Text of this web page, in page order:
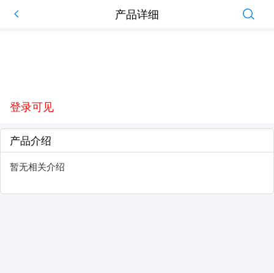
产品详细
登录可见
产品介绍
暂无相关介绍